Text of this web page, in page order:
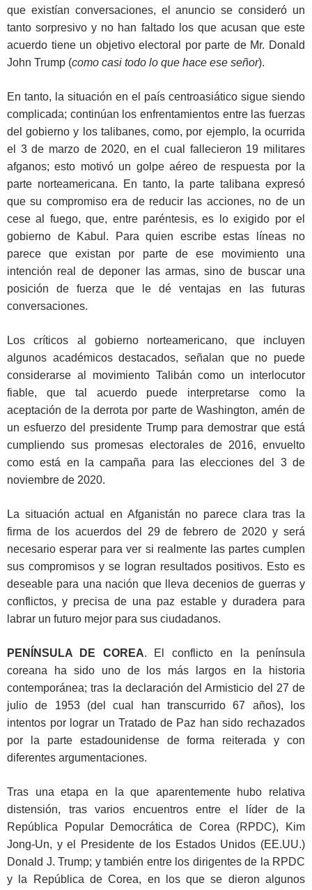
que existían conversaciones, el anuncio se consideró un
tanto sorpresivo y no han faltado los que acusan que este
acuerdo tiene un objetivo electoral por parte de Mr. Donald
John Trump (como casi todo lo que hace ese señor).
En tanto, la situación en el país centroasiático sigue siendo
complicada; continúan los enfrentamientos entre las fuerzas
del gobierno y los talibanes, como, por ejemplo, la ocurrida
el 3 de marzo de 2020, en el cual fallecieron 19 militares
afganos; esto motivó un golpe aéreo de respuesta por la
parte norteamericana. En tanto, la parte talibana expresó
que su compromiso era de reducir las acciones, no de un
cese al fuego, que, entre paréntesis, es lo exigido por el
gobierno de Kabul. Para quien escribe estas líneas no
parece que existan por parte de ese movimiento una
intención real de deponer las armas, sino de buscar una
posición de fuerza que le dé ventajas en las futuras
conversaciones.
Los críticos al gobierno norteamericano, que incluyen
algunos académicos destacados, señalan que no puede
considerarse al movimiento Talibán como un interlocutor
fiable, que tal acuerdo puede interpretarse como la
aceptación de la derrota por parte de Washington, amén de
un esfuerzo del presidente Trump para demostrar que está
cumpliendo sus promesas electorales de 2016, envuelto
como está en la campaña para las elecciones del 3 de
noviembre de 2020.
La situación actual en Afganistán no parece clara tras la
firma de los acuerdos del 29 de febrero de 2020 y será
necesario esperar para ver si realmente las partes cumplen
sus compromisos y se logran resultados positivos. Esto es
deseable para una nación que lleva decenios de guerras y
conflictos, y precisa de una paz estable y duradera para
labrar un futuro mejor para sus ciudadanos.
PENÍNSULA DE COREA. El conflicto en la península
coreana ha sido uno de los más largos en la historia
contemporánea; tras la declaración del Armisticio del 27 de
julio de 1953 (del cual han transcurrido 67 años), los
intentos por lograr un Tratado de Paz han sido rechazados
por la parte estadounidense de forma reiterada y con
diferentes argumentaciones.
Tras una etapa en la que aparentemente hubo relativa
distensión, tras varios encuentros entre el líder de la
República Popular Democrática de Corea (RPDC), Kim
Jong-Un, y el Presidente de los Estados Unidos (EE.UU.)
Donald J. Trump; y también entre los dirigentes de la RPDC
y la República de Corea, en los que se dieron algunos